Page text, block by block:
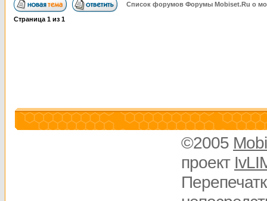
Список форумов Форумы Mobiset.Ru о
Страница 1 из 1
©2005
проект